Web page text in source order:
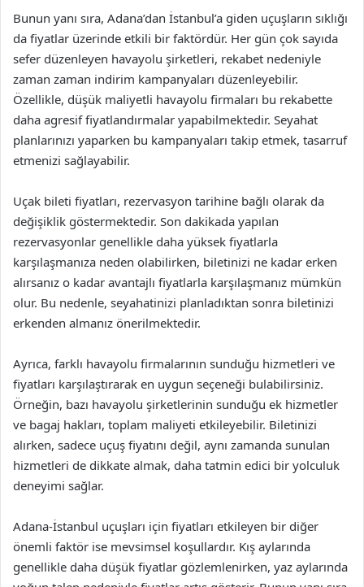
Bunun yanı sıra, Adana’dan İstanbul’a giden uçuşların sıklığı
da fiyatlar üzerinde etkili bir faktördür. Her gün çok sayıda
sefer düzenleyen havayolu şirketleri, rekabet nedeniyle
zaman zaman indirim kampanyaları düzenleyebilir.
Özellikle, düşük maliyetli havayolu firmaları bu rekabette
daha agresif fiyatlandırmalar yapabilmektedir. Seyahat
planlarınızı yaparken bu kampanyaları takip etmek, tasarruf
etmenizi sağlayabilir.
Uçak bileti fiyatları, rezervasyon tarihine bağlı olarak da
değişiklik göstermektedir. Son dakikada yapılan
rezervasyonlar genellikle daha yüksek fiyatlarla
karşılaşmanıza neden olabilirken, biletinizi ne kadar erken
alırsanız o kadar avantajlı fiyatlarla karşılaşmanız mümkün
olur. Bu nedenle, seyahatinizi planladıktan sonra biletinizi
erkenden almanız önerilmektedir.
Ayrıca, farklı havayolu firmalarının sunduğu hizmetleri ve
fiyatları karşılaştırarak en uygun seçeneği bulabilirsiniz.
Örneğin, bazı havayolu şirketlerinin sunduğu ek hizmetler
ve bagaj hakları, toplam maliyeti etkileyebilir. Biletinizi
alırken, sadece uçuş fiyatını değil, aynı zamanda sunulan
hizmetleri de dikkate almak, daha tatmin edici bir yolculuk
deneyimi sağlar.
Adana-İstanbul uçuşları için fiyatları etkileyen bir diğer
önemli faktör ise mevsimsel koşullardır. Kış aylarında
genellikle daha düşük fiyatlar gözlemlenirken, yaz aylarında